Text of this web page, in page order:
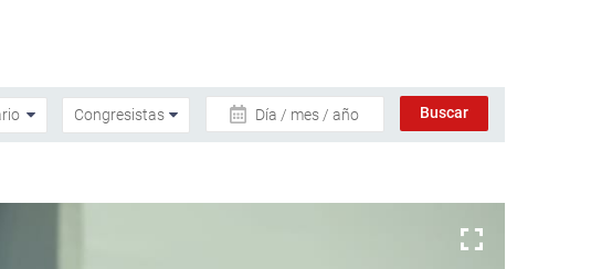
Día / mes / año